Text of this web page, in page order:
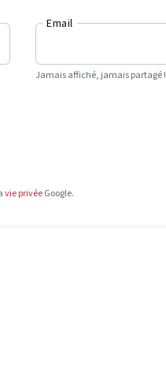
Email
Jamais affiché, jamais partagé !
vie privéeGoogle.